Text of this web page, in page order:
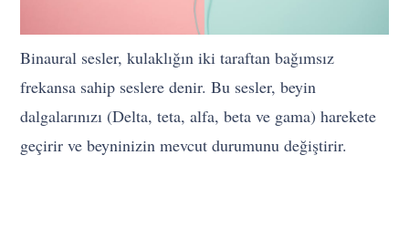
Binaural sesler, kulaklığın iki taraftan bağımsız
frekansa sahip seslere denir. Bu sesler, beyin
dalgalarınızı (Delta, teta, alfa, beta ve gama) harekete
geçirir ve beyninizin mevcut durumunu değiştirir.